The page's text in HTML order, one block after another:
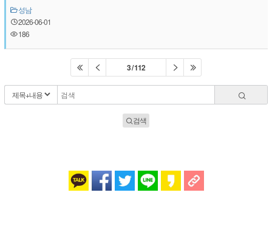
성남
2026-06-01
186
3 / 112
검색